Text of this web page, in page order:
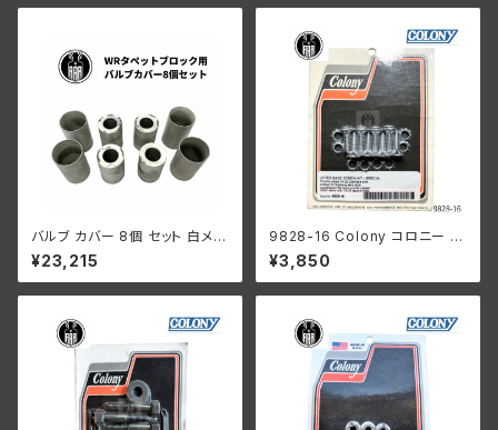
バルブ カバー 8個 セット 白メッ
キ ハーレーダビッドソン WR
¥23,215
9828-16 Colony コロニー リ
フターベース スクリューキット
1/4-20 オーバルヘッド クロー
ムメッキ ハーレーダビッドソン
¥3,850